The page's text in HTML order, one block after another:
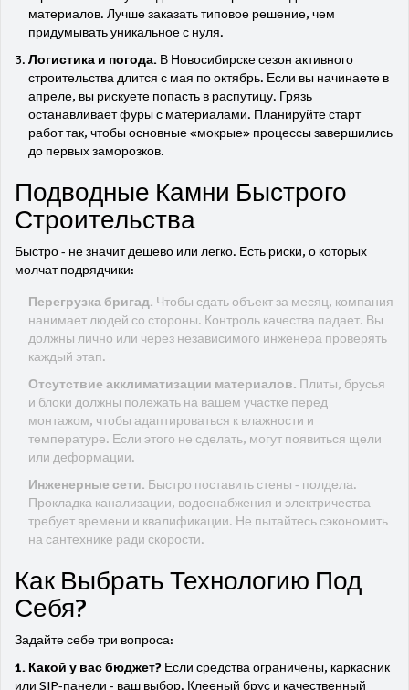
материалов. Лучше заказать типовое решение, чем
придумывать уникальное с нуля.
Логистика и погода. В Новосибирске сезон активного
строительства длится с мая по октябрь. Если вы начинаете в
апреле, вы рискуете попасть в распутицу. Грязь
останавливает фуры с материалами. Планируйте старт
работ так, чтобы основные «мокрые» процессы завершились
до первых заморозков.
Подводные Камни Быстрого
Строительства
Быстро - не значит дешево или легко. Есть риски, о которых
молчат подрядчики:
Перегрузка бригад. Чтобы сдать объект за месяц, компания
нанимает людей со стороны. Контроль качества падает. Вы
должны лично или через независимого инженера проверять
каждый этап.
Отсутствие акклиматизации материалов. Плиты, брусья
и блоки должны полежать на вашем участке перед
монтажом, чтобы адаптироваться к влажности и
температуре. Если этого не сделать, могут появиться щели
или деформации.
Инженерные сети. Быстро поставить стены - полдела.
Прокладка канализации, водоснабжения и электричества
требует времени и квалификации. Не пытайтесь сэкономить
на сантехнике ради скорости.
Как Выбрать Технологию Под
Себя?
Задайте себе три вопроса:
1. Какой у вас бюджет? Если средства ограничены, каркасник
или SIP-панели - ваш выбор. Клееный брус и качественный